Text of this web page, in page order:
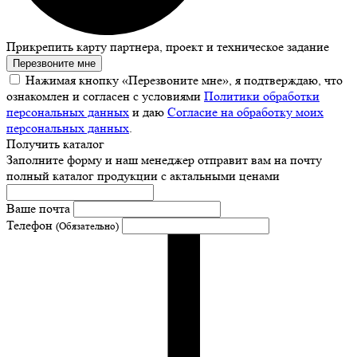
Прикрепить карту партнера, проект и техническое задание
Перезвоните мне
Нажимая кнопку «Перезвоните мне», я подтверждаю, что
ознакомлен и согласен с условиями Политики обработки
персональных данных и даю Согласие на обработку моих
персональных данных.
Получить каталог
Заполните форму и наш менеджер отправит вам на почту
полный каталог продукции с актальными ценами
Ваше почта
Телефон (Обязательно)